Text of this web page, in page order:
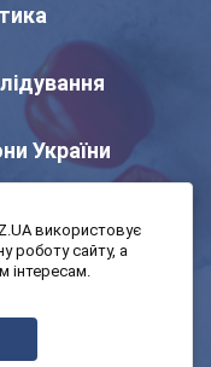
України
використовує
роботу сайту, а
інтересам.